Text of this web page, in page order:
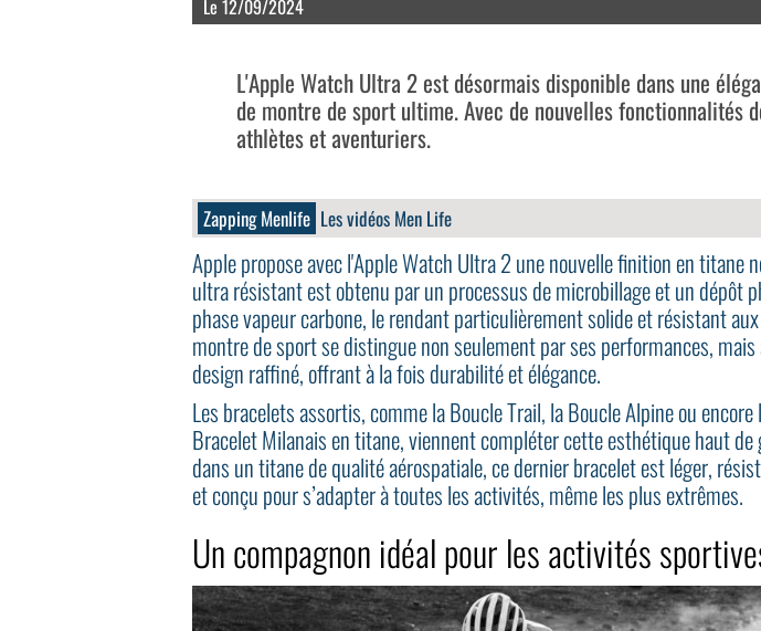
Le 12/09/2024
L'Apple Watch Ultra 2 est désormais disponible dans une
de montre de sport ultime. Avec de nouvelles
athlètes et aventuriers.
Zapping Menlife Les vidéos Men Life
Apple propose avec l'Apple Watch Ultra 2 une nouvelle finition en titane
ultra résistant est obtenu par un processus de microbillage et un dépôt
phase vapeur carbone, le rendant particulièrement solide et résistant
montre de sport se distingue non seulement par ses performances,
design raffiné, offrant à la fois durabilité et élégance.
Les bracelets assortis, comme la Boucle Trail, la Boucle Alpine ou encore
Bracelet Milanais en titane, viennent compléter cette esthétique haut de
dans un titane de qualité aérospatiale, ce dernier bracelet est léger,
et conçu pour s’adapter à toutes les activités, même les plus extrêmes.
Un compagnon idéal pour les activités